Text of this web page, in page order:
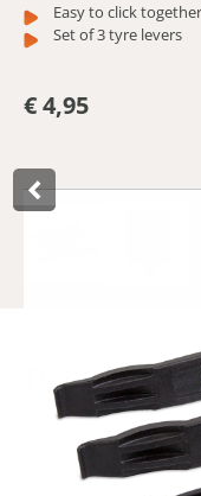
Easy to click together
Set of 3 tyre levers
€ 4,95
These user-friendly
when changing a
clicked together,